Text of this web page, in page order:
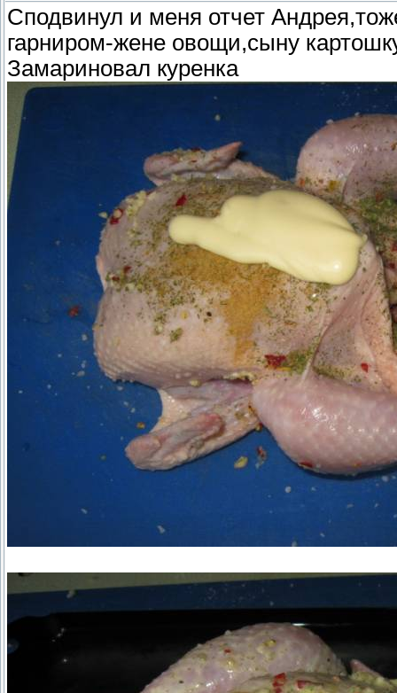
Сподвинул и меня отчет
гарниром-жене овощи,сыну
Замариновал куренка